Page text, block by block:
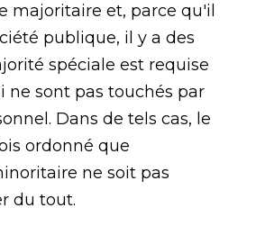
majoritaire et, parce qu'il
publique, il y a des
spéciale est requise
ne sont pas touchés par
Dans de tels cas, le
ordonné que
ne soit pas
du tout.